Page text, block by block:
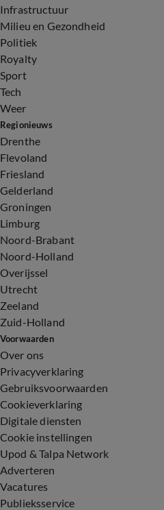
Infrastructuur
Milieu en Gezondheid
Politiek
Royalty
Sport
Tech
Weer
Regionieuws
Drenthe
Flevoland
Friesland
Gelderland
Groningen
Limburg
Noord-Brabant
Noord-Holland
Overijssel
Utrecht
Zeeland
Zuid-Holland
Voorwaarden
Over ons
Privacyverklaring
Gebruiksvoorwaarden
Cookieverklaring
Digitale diensten
Cookie instellingen
Upod & Talpa Network
Adverteren
Vacatures
Publieksservice